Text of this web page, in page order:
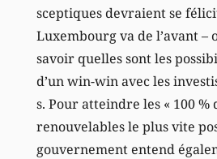
sceptiques devraient se
Luxembourg va de l’avant
savoir quelles sont les
d’un win-win avec les
s. Pour atteindre les « 100 %
renouvelables le plus vite
gouvernement entend